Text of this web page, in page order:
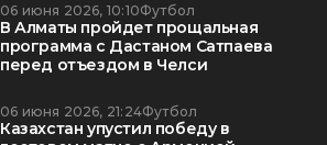
06 июня 2026, 10:10Футбол
В Алматы пройдет прощальная
программа с Дастаном Сатпаева
перед отъездом в Челси
06 июня 2026, 21:24Футбол
Казахстан упустил победу в